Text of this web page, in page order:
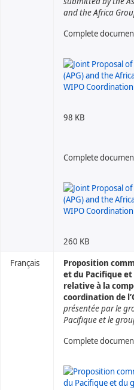
and the Africa
Complete
98 KB
Complete
260 KB
Français
Proposition
et du Pacifique
relative à la
coordination de
présentée par le
Pacifique et le
Complete